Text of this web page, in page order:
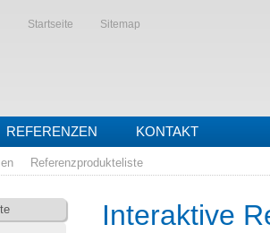
Startseite Sitemap
REFERENZEN KONTAKT
Referenzprodukteliste
Interaktive